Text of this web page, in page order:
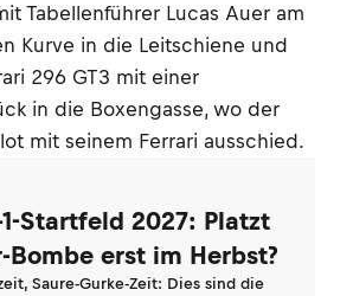
Tabellenführer Lucas Auer am
Kurve in die Leitschiene und
296 GT3 mit einer
in die Boxengasse, wo der
mit seinem Ferrari ausschied.
Startfeld 2027: Platzt
Bombe erst im Herbst?
Saure-Gurke-Zeit: Dies sind die